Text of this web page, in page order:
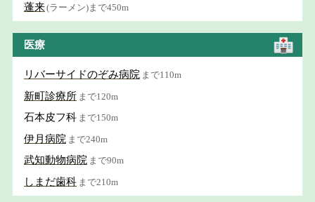
蓬来(ラーメン)まで450m
医療
リバーサイドのぞみ病院 まで110m
新町診療所 まで120m
石本皮フ科 まで150m
伊月病院 まで240m
武知動物病院 まで90m
しまだ歯科 まで210m